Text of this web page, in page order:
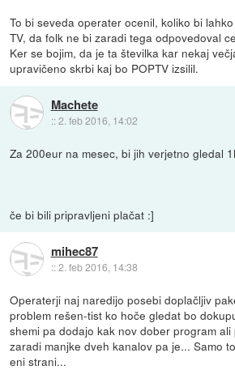
To bi seveda operater ocenil, koliko bi
TV, da folk ne bi zaradi tega odpovedoval
Ker se bojim, da je ta številka kar nekaj
upravičeno skrbi kaj bo POPTV izsilil.
Machete
::2. feb 2016, 14:02
Za 200eur na mesec, bi jih verjetno gledal
če bi bili pripravljeni plačat :]
mihec87
::2. feb 2016, 14:38
Operaterji naj naredijo posebi doplačljiv
problem rešen-tist ko hoče gledat bo
shemi pa dodajo kak nov dober program
zaradi manjke dveh kanalov pa je... Samo
eni strani...